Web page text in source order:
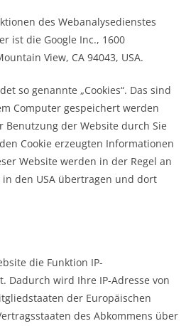
des Webanalysedienstes
ist die Google Inc., 1600
View, CA 94043, USA.
so genannte „Cookies“. Das sind
Computer gespeichert werden
Benutzung der Website durch Sie
Cookie erzeugten Informationen
Website werden in der Regel an
in den USA übertragen und dort
die Funktion IP-
Dadurch wird Ihre IP-Adresse von
der Europäischen
des Abkommens über